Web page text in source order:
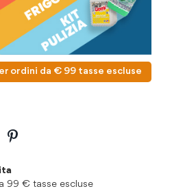
ordini da € 99 tasse escluse
99 € tasse escluse